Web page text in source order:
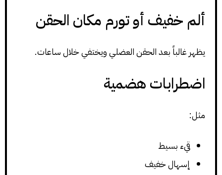
ألم خفيف أو تورم مكان الحقن
يظهر غالباً بعد الحقن العضلي ويختفي خلال ساعات.
اضطرابات هضمية
مثل:
قيء بسيط
إسهال خفيف